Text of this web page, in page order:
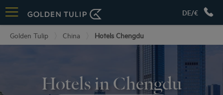
DE/€
Golden Tulip China Hotels Chengdu
Hotels in Chengdu